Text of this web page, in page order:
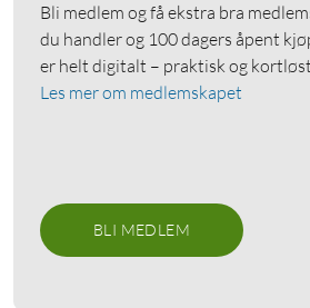
Bli medlem og få ekstra bra
du handler og 100 dagers åpent
er helt digitalt – praktisk og
Les mer om medlemskapet
BLI MEDLEM